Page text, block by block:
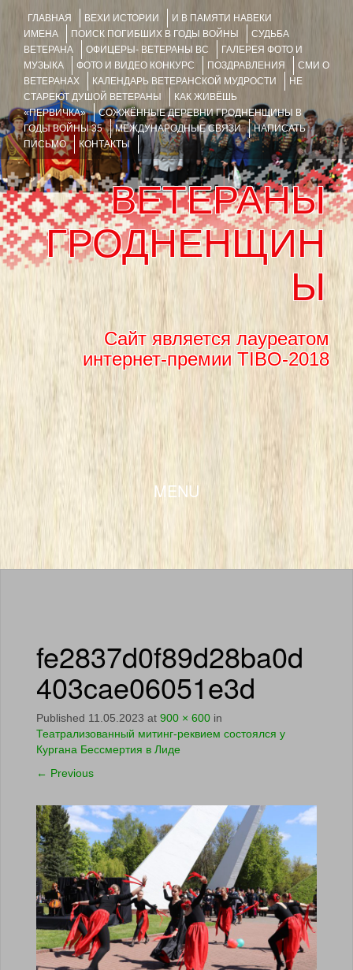
ГЛАВНАЯ ВЕХИ ИСТОРИИ
И В ПАМЯТИ НАВЕКИ
ИМЕНА
ПОИСК ПОГИБШИХ В ГОДЫ ВОЙНЫ
СУДЬБА
ВЕТЕРАНА
ОФИЦЕРЫ- ВЕТЕРАНЫ ВС
ГАЛЕРЕЯ ФОТО И
МУЗЫКА
ФОТО И ВИДЕО КОНКУРС ПОЗДРАВЛЕНИЯ
СМИ О
ВЕТЕРАНАХ
КАЛЕНДАРЬ ВЕТЕРАНСКОЙ МУДРОСТИ
НЕ
СТАРЕЮТ ДУШОЙ ВЕТЕРАНЫ
КАК ЖИВЁШЬ
«ПЕРВИЧКА»
СОЖЖЁННЫЕ ДЕРЕВНИ ГРОДНЕНЩИНЫ В
ГОДЫ ВОЙНЫ 35
МЕЖДУНАРОДНЫЕ СВЯЗИ
НАПИСАТЬ
ПИСЬМО
КОНТАКТЫ
ВЕТЕРАНЫ
ГРОДНЕНЩИН
Ы
Сайт является лауреатом
интернет-премии TIBO-2018
MENU
SKIP TO CONTENT
fe2837d0f89d28ba0d
403cae06051e3d
Published 11.05.2023 at 900 × 600 in
Театрализованный митинг-реквием состоялся у
Кургана Бессмертия в Лиде
← Previous